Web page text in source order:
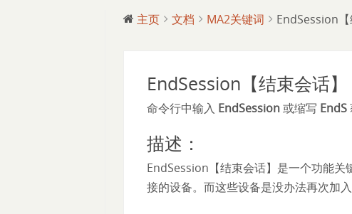
主页 文档 MA2关键词 EndSession【
EndSession【结束会话】
命令行中输入 EndSession或缩写 EndS
描述：
EndSession【结束会话】是一个功能
接的设备。而这些设备是没办法再次加